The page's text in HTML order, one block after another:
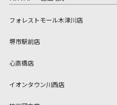
フォレストモール木津川店
堺市駅前店
心斎橋店
イオンタウン川西店